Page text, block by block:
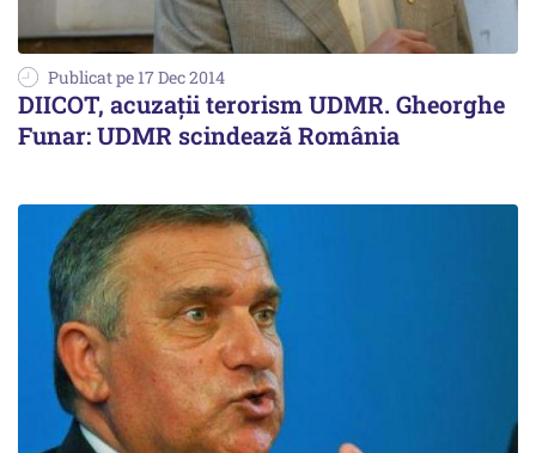
Publicat pe 17 Dec 2014
DIICOT, acuzații terorism UDMR. Gheorghe
Funar: UDMR scindează România